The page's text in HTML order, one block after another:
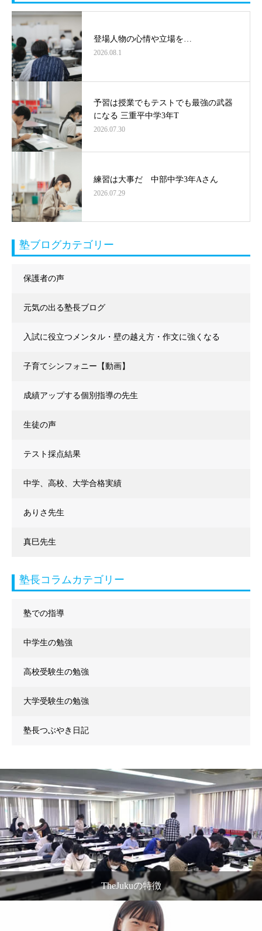
登場人物の心情や立場を…
2026.08.1
予習は授業でもテストでも最強の武器
になる 三重平中学3年T
2026.07.30
練習は大事だ 中部中学3年Aさん
2026.07.29
塾ブログカテゴリー
保護者の声
元気の出る塾長ブログ
入試に役立つメンタル・壁の越え方・作文に強くなる
子育てシンフォニー【動画】
成績アップする個別指導の先生
生徒の声
テスト採点結果
中学、高校、大学合格実績
ありさ先生
真巳先生
塾長コラムカテゴリー
塾での指導
中学生の勉強
高校受験生の勉強
大学受験生の勉強
塾長つぶやき日記
TheJukuの特徴